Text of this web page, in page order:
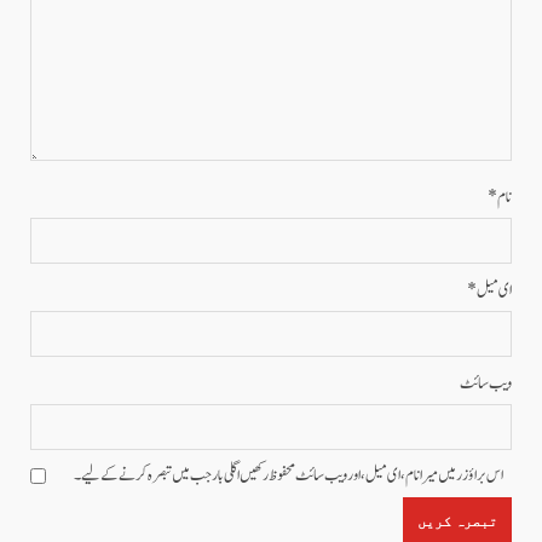
نام*
ای میل*
ویب‌ سائٹ
اس براؤزر میں میرا نام، ای میل، اور ویب سائٹ محفوظ رکھیں اگلی بار جب میں تبصرہ کرنے کےلیے۔